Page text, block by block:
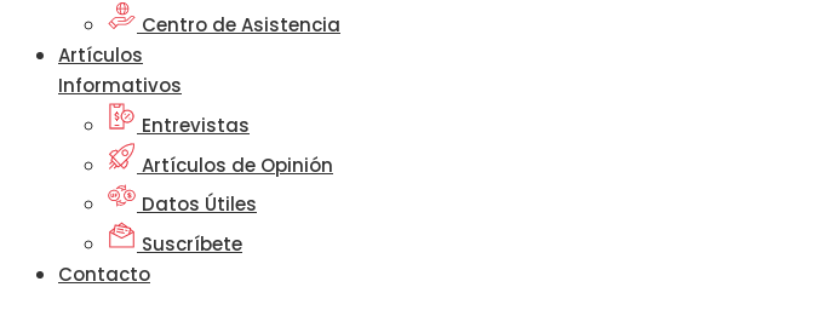
Centro de Asistencia
Artículos
Informativos
Entrevistas
Artículos de Opinión
Datos Útiles
Suscríbete
Contacto